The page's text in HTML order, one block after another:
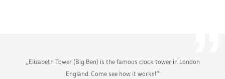
„Elizabeth Tower (Big Ben) is the famous clock tower in London
England. Come see how it works!“